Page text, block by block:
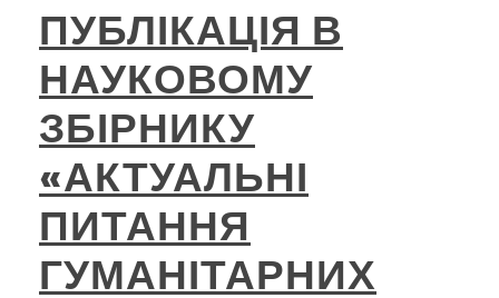
ПУБЛІКАЦІЯ В
НАУКОВОМУ
ЗБІРНИКУ
«АКТУАЛЬНІ
ПИТАННЯ
ГУМАНІТАРНИХ